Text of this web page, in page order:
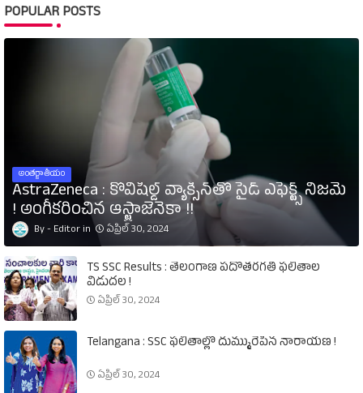
POPULAR POSTS
అంతర్జాతీయం
AstraZeneca : కోవిషీల్డ్‌ వ్యాక్సిన్‌తో సైడ్‌ ఎఫెక్ట్స్‌ నిజమే
! అంగీకరించిన ఆస్ట్రాజెనెకా !!
Editor ఏప్రిల్ 30, 2024
TS SSC Results : తెలంగాణ పదోతరగతి ఫలితాల
విడుదల !
ఏప్రిల్ 30, 2024
Telangana : SSC ఫలితాల్లో దుమ్మురేపిన నారాయణ !
ఏప్రిల్ 30, 2024